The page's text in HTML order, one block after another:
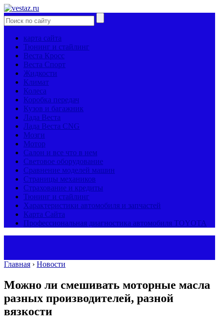
карта сайта
Тюнинг и стайлинг
Веста Кросс
Веста Спорт
Жидкости
Климат
Колеса
Коробка передач
Кузов и багажник
Лада Веста
Лада Веста CNG
Мозги
Мотор
Салон и все что в нем
Световое оборудование
Сравнение моделей машин
Страницы механиков
Страхование и кредиты
Тюнинг и стайлинг
Характеристики автомобиля и запчастей
Карта Сайта
Профессиональная диагностика автомобиля TOYOTA
Главная › Новости
Можно ли смешивать моторные масла
разных производителей, разной
вязкости